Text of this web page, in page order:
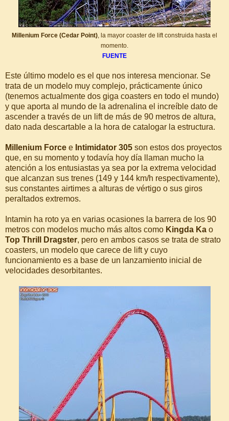
Millenium Force (Cedar Point) , la mayor coaster de lift construida hasta el
momento.
FUENTE
Este último modelo es el que nos interesa mencionar. Se
trata de un modelo muy complejo, prácticamente único
(tenemos actualmente dos giga coasters en todo el mundo)
y que aporta al mundo de la adrenalina el increíble dato de
ascender a través de un lift de más de 90 metros de altura,
dato nada descartable a la hora de catalogar la estructura.
Millenium Force e Intimidator 305 son estos dos proyectos
que, en su momento y todavía hoy día llaman mucho la
atención a los entusiastas ya sea por la extrema velocidad
que alcanzan sus trenes (149 y 144 km/h respectivamente),
sus constantes airtimes a alturas de vértigo o sus giros
peraltados extremos.
Intamin ha roto ya en varias ocasiones la barrera de los 90
metros con modelos mucho más altos como Kingda Ka o
Top Thrill Dragster, pero en ambos casos se trata de strato
coasters, un modelo que carece de lift y cuyo
funcionamiento es a base de un lanzamiento inicial de
velocidades desorbitantes.